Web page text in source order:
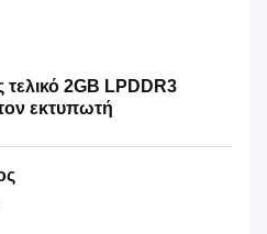
2GB LPDDR3
εκτυπωτή